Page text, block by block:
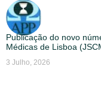
Publicação do novo
Médicas de Lisboa
3 Julho, 2026